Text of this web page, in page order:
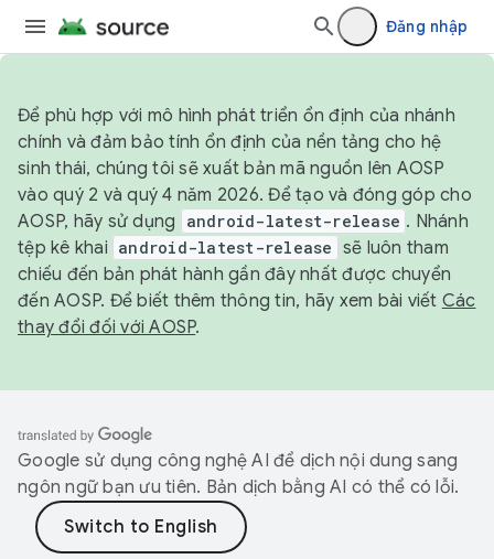
Đăng nhập
Để phù hợp với mô hình phát triển ổn định của nhánh
chính và đảm bảo tính ổn định của nền tảng cho hệ
sinh thái, chúng tôi sẽ xuất bản mã nguồn lên AOSP
vào quý 2 và quý 4 năm 2026. Để tạo và đóng góp cho
AOSP, hãy sử dụng
android-latest-release . Nhánh
tệp kê khai android-latest-release sẽ luôn tham
chiếu đến bản phát hành gần đây nhất được chuyển
đến AOSP. Để biết thêm thông tin, hãy xem bài viết Các
thay đổi đối với AOSP.
Google sử dụng công nghệ AI để dịch nội dung sang
ngôn ngữ bạn ưu tiên. Bản dịch bằng AI có thể có lỗi.